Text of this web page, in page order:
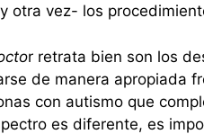
otra vez- los
r retrata bien son los
de manera apropiada
con autismo que
es diferente, es